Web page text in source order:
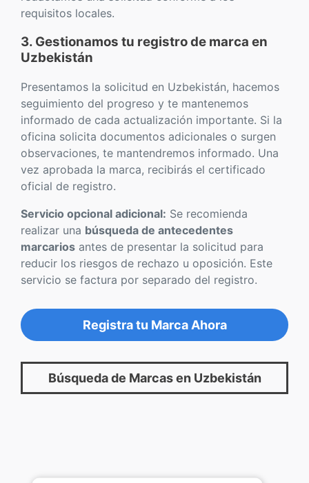
requisitos locales.
3. Gestionamos tu registro de marca en
Uzbekistán
Presentamos la solicitud en Uzbekistán, hacemos
seguimiento del progreso y te mantenemos
informado de cada actualización importante. Si la
oficina solicita documentos adicionales o surgen
observaciones, te mantendremos informado. Una
vez aprobada la marca, recibirás el certificado
oficial de registro.
Servicio opcional adicional: Se recomienda
realizar una búsqueda de antecedentes
marcarios antes de presentar la solicitud para
reducir los riesgos de rechazo u oposición. Este
servicio se factura por separado del registro.
Registra tu Marca Ahora
Búsqueda de Marcas en Uzbekistán